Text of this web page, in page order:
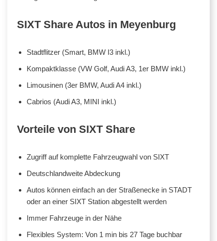
SIXT Share Autos in Meyenburg
Stadtflitzer (Smart, BMW I3 inkl.)
Kompaktklasse (VW Golf, Audi A3, 1er BMW inkl.)
Limousinen (3er BMW, Audi A4 inkl.)
Cabrios (Audi A3, MINI inkl.)
Vorteile von SIXT Share
Zugriff auf komplette Fahrzeugwahl von SIXT
Deutschlandweite Abdeckung
Autos können einfach an der Straßenecke in STADT
oder an einer SIXT Station abgestellt werden
Immer Fahrzeuge in der Nähe
Flexibles System: Von 1 min bis 27 Tage buchbar